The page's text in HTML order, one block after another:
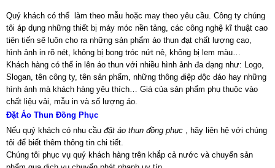
Quý khách có thể làm theo mẫu hoặc may theo yêu cầu. Công ty chúng
tôi áp dụng những thiết bị máy móc nền tảng, các công nghệ kĩ thuật cao
tiên tiến sẽ luôn cho ra những sản phẩm áo thun đạt chất lượng cao,
hình ảnh in rõ nét, không bị bong tróc nứt nẻ, không bị lem màu…
Khách hàng có thể in lên áo thun với nhiều hình ảnh đa dạng như: Logo,
Slogan, tên công ty, tên sản phẩm, những thông điệp độc đáo hay những
hình ảnh mà khách hàng yêu thích… Giá của sản phẩm phụ thuộc vào
chất liệu vải, mẫu in và số lượng áo.
Đặt Áo Thun Đồng Phục
Nếu quý khách có nhu cầu đặt áo thun đồng phục
, hãy liên hệ với chúng
tôi để biết thêm thông tin chi tiết.
Chúng tôi phục vụ quý khách hàng trên khắp cả nước và chuyển sản